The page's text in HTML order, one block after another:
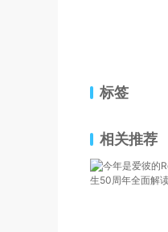
标签
相关推荐